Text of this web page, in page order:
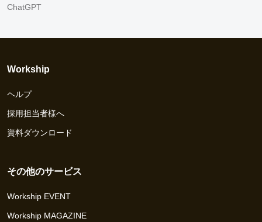
ChatGPT
Workship
ヘルプ
採用担当者様へ
資料ダウンロード
その他のサービス
Workship EVENT
Workship MAGAZINE